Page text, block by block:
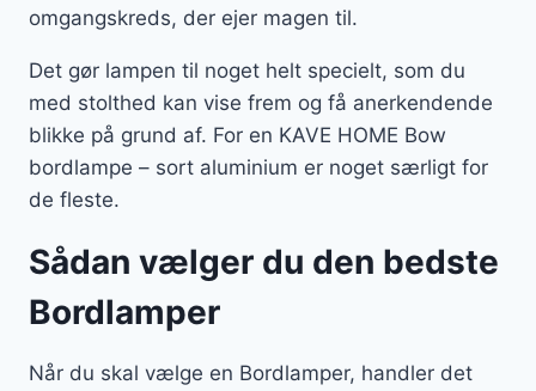
omgangskreds, der ejer magen til.
Det gør lampen til noget helt specielt, som du
med stolthed kan vise frem og få anerkendende
blikke på grund af. For en KAVE HOME Bow
bordlampe – sort aluminium er noget særligt for
de fleste.
Sådan vælger du den bedste
Bordlamper
Når du skal vælge en Bordlamper, handler det